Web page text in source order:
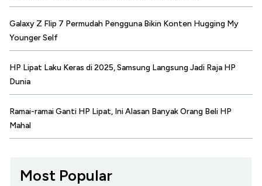
Galaxy Z Flip 7 Permudah Pengguna Bikin Konten Hugging My
Younger Self
HP Lipat Laku Keras di 2025, Samsung Langsung Jadi Raja HP
Dunia
Ramai-ramai Ganti HP Lipat, Ini Alasan Banyak Orang Beli HP
Mahal
Most Popular